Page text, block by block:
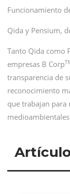
Funcionamiento
Qida y Pensium,
Tanto Qida como
empresas B Corp
transparencia de
reconocimiento
que trabajan para